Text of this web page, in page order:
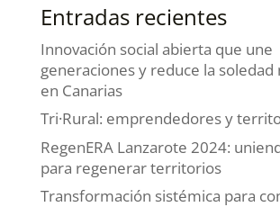
Entradas recientes
Innovación social abierta que une
generaciones y reduce la soledad
en Canarias
Tri·Rural: emprendedores y
RegenERA Lanzarote 2024:
para regenerar territorios
Transformación sistémica para